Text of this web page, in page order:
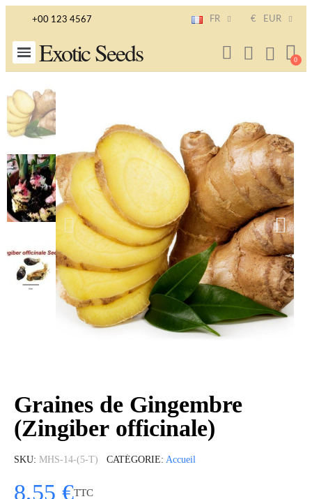
+00 123 4567 FR € EUR
Exotic Seeds
Graines de Gingembre
(Zingiber officinale)
SKU MHS-14-(5-T) CATÉGORIE Accueil
8,55 €TTC